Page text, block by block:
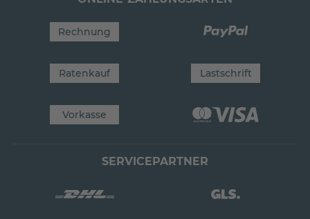
Rechnung
Ratenkauf Lastschrift
Vorkasse
SERVICEPARTNER